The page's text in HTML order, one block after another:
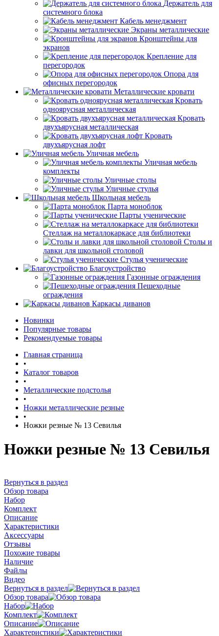
Держатель для
системного блока
Кабель менеджмент
Экраны металлические
Кронштейны для
экранов
Крепление для
перегородок
Опора для
офисных перегородок
Металлические кровати
Кровать
одноярусная металлическая
Кровать
двухъярусная металлическая
Кровать
двухъярусная лофт
Уличная мебель
Уличная мебель
комплекты
Уличные столы
Уличные стулья
Школьная мебель
Парта моноблок
Парты ученические
Стеллаж на металлокаркасе для библиотеки
Столы и
лавки для школьной столовой
Стулья ученические
Благоустройство
Газонные ограждения
Пешеходные
ограждения
Каркасы диванов
Новинки
Популярные товары
Рекомендуемые товары
Главная страница
•
Каталог товаров
•
Металлические подстолья
•
Ножки металлические резные
•
Ножки резные № 13 Севилья
Ножки резные № 13 Севилья
Вернуться в раздел
Обзор товара
Набор
Комплект
Описание
Характеристики
Аксессуары
Отзывы
Похожие товары
Наличие
Файлы
Видео
Вернуться в раздел
Обзор товара
Набор
Комплект
Описание
Характеристики